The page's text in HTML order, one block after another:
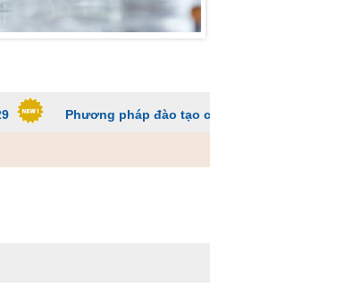
pháp đào tạo các trường ĐH để sinh viên không